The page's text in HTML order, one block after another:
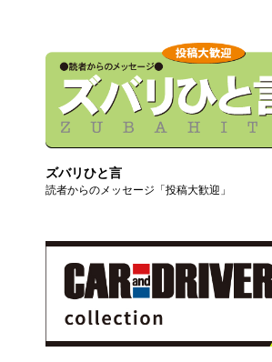
ズバリひと言
読者からのメッセージ「投稿大歓迎」